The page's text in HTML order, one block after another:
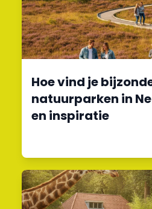
Hoe vind je
natuurparken in
en inspiratie